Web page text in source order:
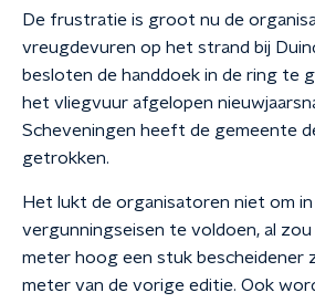
De frustratie is groot nu de
vreugdevuren op het strand bij
besloten de handdoek in de ring te
het vliegvuur afgelopen
Scheveningen heeft de gemeente
getrokken.
Het lukt de organisatoren niet om
vergunningseisen te voldoen, al
meter hoog een stuk bescheidener
meter van de vorige editie. Ook